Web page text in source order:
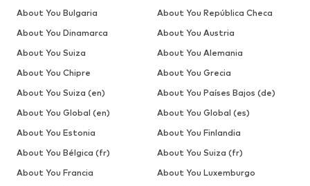
About You Bulgaria
About You República Checa
About You Dinamarca
About You Austria
About You Suiza
About You Alemania
About You Chipre
About You Grecia
About You Suiza (en)
About You Países Bajos (de)
About You Global (en)
About You Global (es)
About You Estonia
About You Finlandia
About You Bélgica (fr)
About You Suiza (fr)
About You Francia
About You Luxemburgo